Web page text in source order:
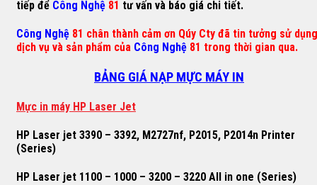
tiếp để Công Nghệ 81 tư vấn và báo giá chi tiết.
Công Nghệ 81 chân thành cảm ơn Qúy Cty đã tin tưởng sử dụng
dịch vụ và sản phẩm của Công Nghệ 81 trong thời gian qua.
BẢNG GIÁ NẠP MỰC MÁY IN
Mực in máy HP Laser Jet
HP Laser jet 3390 – 3392, M2727nf, P2015, P2014n Printer
(Series)
HP Laser jet 1100 – 1000 – 3200 – 3220 All in one (Series)